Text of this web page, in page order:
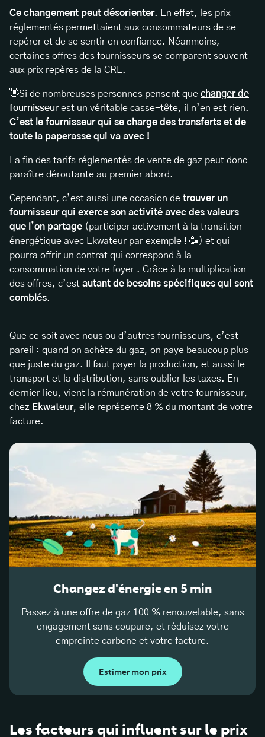
Ce changement peut désorienter. En effet, les prix
réglementés permettaient aux consommateurs de se
repérer et de se sentir en confiance. Néanmoins,
certaines offres des fournisseurs se comparent souvent
aux prix repères de la CRE.
👋Si de nombreuses personnes pensent que changer de
fournisseur est un véritable casse-tête, il n’en est rien.
C’est le fournisseur qui se charge des transferts et de
toute la paperasse qui va avec !
La fin des tarifs réglementés de vente de gaz peut donc
paraître déroutante au premier abord.
Cependant, c’est aussi une occasion de trouver un
fournisseur qui exerce son activité avec des valeurs
que l’on partage (participer activement à la transition
énergétique avec Ekwateur par exemple ! 🥳) et qui
pourra offrir un contrat qui correspond à la
consommation de votre foyer . Grâce à la multiplication
des offres, c’est autant de besoins spécifiques qui sont
comblés.
Que ce soit avec nous ou d’autres fournisseurs, c’est
pareil : quand on achète du gaz, on paye beaucoup plus
que juste du gaz. Il faut payer la production, et aussi le
transport et la distribution, sans oublier les taxes. En
dernier lieu, vient la rémunération de votre fournisseur,
chez Ekwateur, elle représente 8 % du montant de votre
facture.
Changez d'énergie en 5 min
Passez à une offre de gaz 100 % renouvelable, sans
engagement sans coupure, et réduisez votre
empreinte carbone et votre facture.
Estimer mon prix
Les facteurs qui influent sur le prix